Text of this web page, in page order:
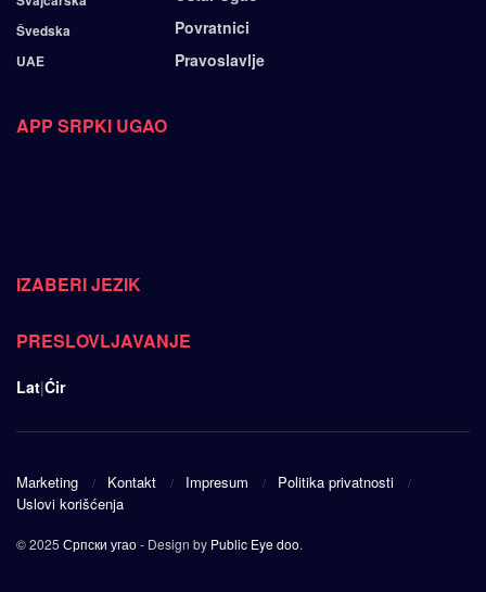
Švedska
UAE
Povratnici
Pravoslavlje
APP SRPKI UGAO
IZABERI JEZIK
PRESLOVLJAVANJE
Lat|Ćir
Marketing Kontakt Impresum
Politika privatnosti
Uslovi korišćenja
© 2025 Српски угао- Design by Public Eye doo.